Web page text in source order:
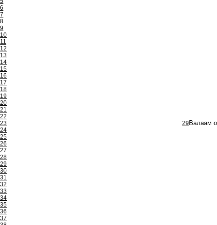
6
7
8
9
10
11
12
13
14
15
16
17
18
19
20
21
22
23
24
25
26
27
28
29
30
31
32
33
34
35
36
37
29Валаам